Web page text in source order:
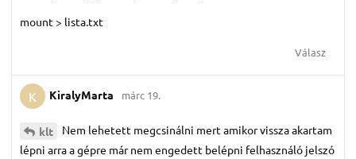
mount > lista.txt
Válasz
K KiralyMarta márc 19.
klt
Nem lehetett megcsinálni mert amikor vissza akartam
lépni arra a gépre már nem engedett belépni felhasználó jelszó